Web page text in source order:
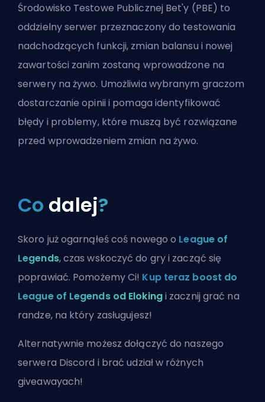
Środowisko Testowe Publicznej Bet'y (PBE) to
oddzielny serwer przeznaczony do testowania
nadchodzących funkcji, zmian balansu i nowej
zawartości zanim zostaną wprowadzone na
serwery na żywo. Umożliwia wybranym graczom
dostarczanie opinii i pomaga identyfikować
błędy i problemy, które muszą być rozwiązane
przed wprowadzeniem zmian na żywo.
Co dalej?
Skoro już ogarnąłeś coś nowego o League of
Legends, czas wskoczyć do gry i zacząć się
poprawiać. Pomożemy Ci! Kup teraz boost do
League of Legends od Elokingi zacznij grać na
randze, na który zasługujesz!
Alternatywnie możeszdołączyć do naszego
serwera Discord i brać udział w różnych
giveawayach!